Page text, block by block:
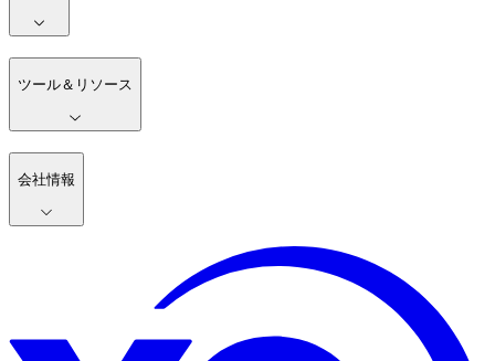
ツール＆リソース
会社情報